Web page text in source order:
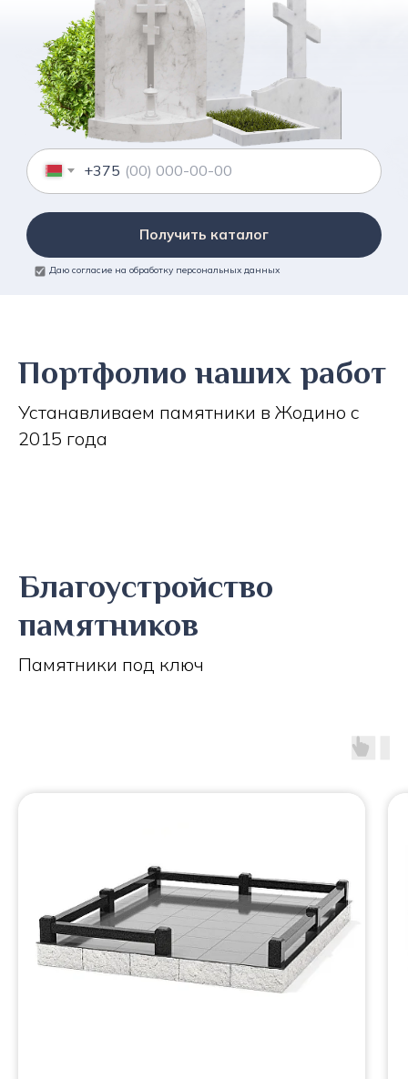
+375
Получить каталог
Даю согласие на обработку персональных данных
Портфолио наших работ
Устанавливаем памятники в Жодино с
2015 года
Благоустройство
памятников
Памятники под ключ